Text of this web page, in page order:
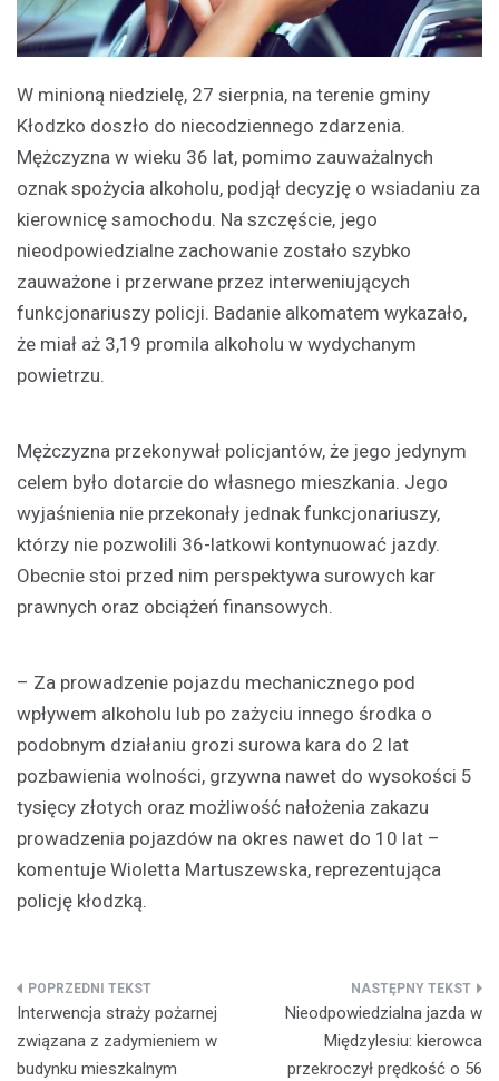
W minioną niedzielę, 27 sierpnia, na terenie gminy
Kłodzko doszło do niecodziennego zdarzenia.
Mężczyzna w wieku 36 lat, pomimo zauważalnych
oznak spożycia alkoholu, podjął decyzję o wsiadaniu za
kierownicę samochodu. Na szczęście, jego
nieodpowiedzialne zachowanie zostało szybko
zauważone i przerwane przez interweniujących
funkcjonariuszy policji. Badanie alkomatem wykazało,
że miał aż 3,19 promila alkoholu w wydychanym
powietrzu.
Mężczyzna przekonywał policjantów, że jego jedynym
celem było dotarcie do własnego mieszkania. Jego
wyjaśnienia nie przekonały jednak funkcjonariuszy,
którzy nie pozwolili 36-latkowi kontynuować jazdy.
Obecnie stoi przed nim perspektywa surowych kar
prawnych oraz obciążeń finansowych.
– Za prowadzenie pojazdu mechanicznego pod
wpływem alkoholu lub po zażyciu innego środka o
podobnym działaniu grozi surowa kara do 2 lat
pozbawienia wolności, grzywna nawet do wysokości 5
tysięcy złotych oraz możliwość nałożenia zakazu
prowadzenia pojazdów na okres nawet do 10 lat –
komentuje Wioletta Martuszewska, reprezentująca
policję kłodzką.
Nawigacja
wpisu
Interwencja straży pożarnej
związana z zadymieniem w
budynku mieszkalnym
Nieodpowiedzialna jazda w
Międzylesiu: kierowca
przekroczył prędkość o 56